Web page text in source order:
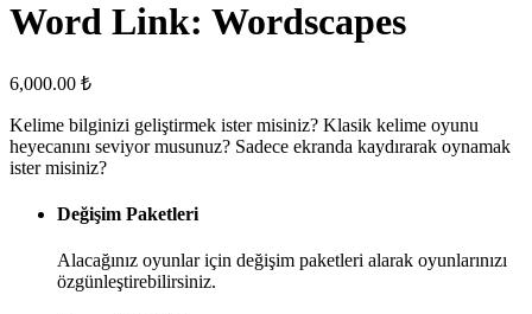
Word Link: Wordscapes
6,000.00 ₺
Kelime bilginizi geliştirmek ister misiniz? Klasik kelime oyunu
heyecanını seviyor musunuz? Sadece ekranda kaydırarak oynamak
ister misiniz?
Değişim Paketleri
Alacağınız oyunlar için değişim paketleri alarak oyunlarınızı
özgünleştirebilirsiniz.